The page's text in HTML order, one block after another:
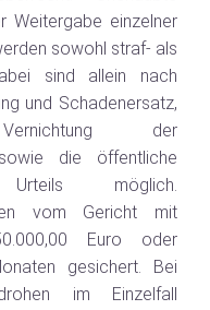
Weitergabe einzelner
sowohl straf- als
sind allein nach
und Schadenersatz,
der
sowie die öffentliche
möglich.
vom Gericht mit
Euro oder
gesichert. Bei
im Einzelfall